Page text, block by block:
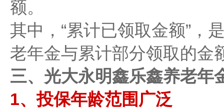
额。
其中，“累计已领取金额”，
老年金与累计部分领取的金
三、光大永明鑫乐鑫养老年
1、投保年龄范围广泛